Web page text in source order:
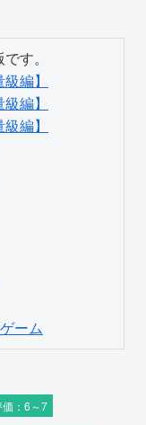
編】
編】
編】
ーム
：6～7